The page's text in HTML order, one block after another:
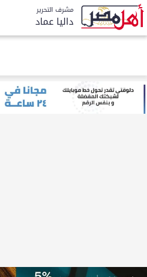
مشرف التحرير
داليا عماد